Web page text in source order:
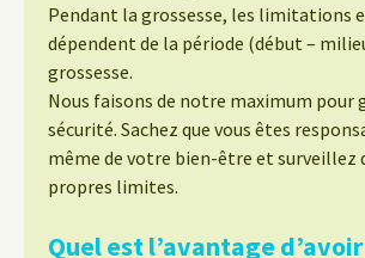
Pendant la grossesse, les limitations
dépendent de la période (début –
grossesse.
Nous faisons de notre maximum pour
sécurité. Sachez que vous êtes
même de votre bien-être et surveillez
propres limites.
Quel est l’avantage